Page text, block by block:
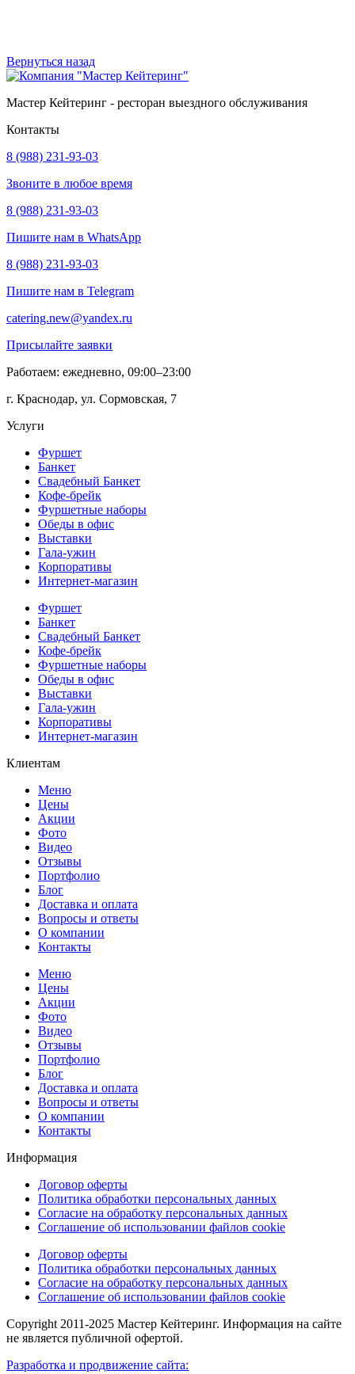
Вернуться назад
Мастер Кейтеринг - ресторан выездного обслуживания
Контакты
8 (988) 231-93-03
Звоните в любое время
8 (988) 231-93-03
Пишите нам в WhatsApp
8 (988) 231-93-03
Пишите нам в Telegram
catering.new@yandex.ru
Присылайте заявки
Работаем: ежедневно, 09:00–23:00
г. Краснодар, ул. Сормовская, 7
Услуги
Фуршет
Банкет
Свадебный Банкет
Кофе-брейк
Фуршетные наборы
Обеды в офис
Выставки
Гала-ужин
Корпоративы
Интернет-магазин
Фуршет
Банкет
Свадебный Банкет
Кофе-брейк
Фуршетные наборы
Обеды в офис
Выставки
Гала-ужин
Корпоративы
Интернет-магазин
Клиентам
Меню
Цены
Акции
Фото
Видео
Отзывы
Портфолио
Блог
Доставка и оплата
Вопросы и ответы
О компании
Контакты
Меню
Цены
Акции
Фото
Видео
Отзывы
Портфолио
Блог
Доставка и оплата
Вопросы и ответы
О компании
Контакты
Информация
Договор оферты
Политика обработки персональных данных
Согласие на обработку персональных данных
Соглашение об использовании файлов cookie
Договор оферты
Политика обработки персональных данных
Согласие на обработку персональных данных
Соглашение об использовании файлов cookie
Copyright 2011-2025 Мастер Кейтеринг. Информация на сайте
не является публичной офертой.
Разработка и продвижение сайта: